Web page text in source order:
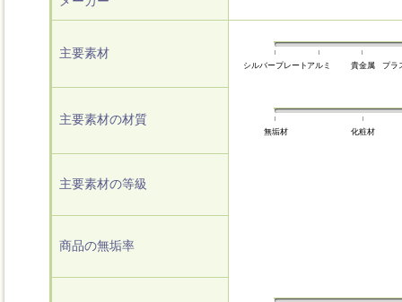
主要素材
シルバープレート アルミ 貴金属 プラ
主要素材の材質
無垢材 化粧材
主要素材の等級
商品の無垢率